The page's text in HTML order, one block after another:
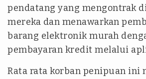
pendatang yang mengontrak
mereka dan menawarkan
barang elektronik murah
pembayaran kredit melalui
Rata rata korban penipuan ini